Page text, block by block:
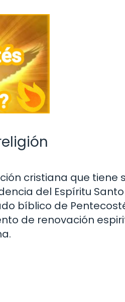
cristiana que tiene
del Espíritu
bíblico de
de renovación